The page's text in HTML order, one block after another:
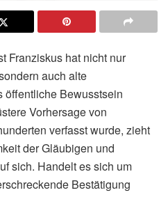
Franziskus hat nicht nur
auch alte
öffentliche Bewusstsein
Vorhersage von
verfasst wurde, zieht
der Gläubigen und
sich. Handelt es sich um
Bestätigung